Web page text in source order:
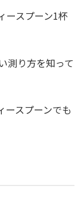
ースプーン1杯
測り方を知って
ースプーンでも